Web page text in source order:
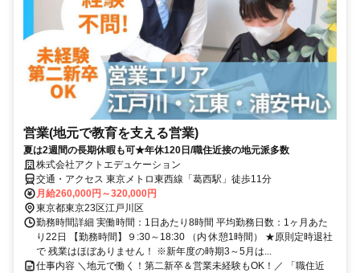
営業(地元で教育を支える営業)
夏は2週間の長期休暇も可★年休120日/職住近接の地元派多数
株式会社アクトエデュケーション
交通・アクセス 東京メトロ東西線「葛西駅」徒歩11分
月給260,000円～320,000円
東京都東京23区江戸川区
勤務時間詳細 実働時間：1日あたり8時間 平均勤務日数：1ヶ月あた
り22日 【勤務時間】９:30～18:30 （内 休憩1時間） ★原則定時退社
で 残業はほぼありません！ ※新年度の時期3～5月は...
仕事内容 ＼地元で働く！第二新卒＆営業未経験もOK！／ 「職住近